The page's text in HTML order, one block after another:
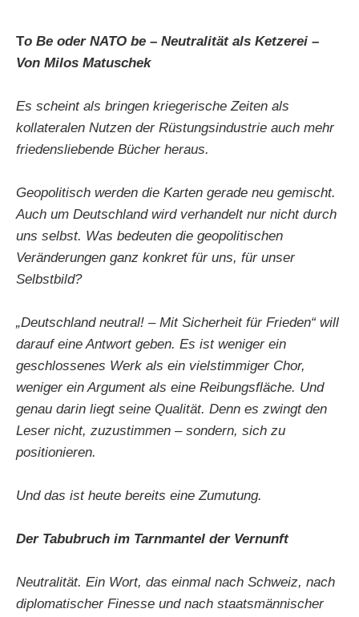
To Be oder NATO be – Neutralität als Ketzerei –
Von Milos Matuschek
Es scheint als bringen kriegerische Zeiten als
kollateralen Nutzen der Rüstungsindustrie auch mehr
friedensliebende Bücher heraus.
Geopolitisch werden die Karten gerade neu gemischt.
Auch um Deutschland wird verhandelt nur nicht durch
uns selbst. Was bedeuten die geopolitischen
Veränderungen ganz konkret für uns, für unser
Selbstbild?
„Deutschland neutral! – Mit Sicherheit für Frieden“ will
darauf eine Antwort geben. Es ist weniger ein
geschlossenes Werk als ein vielstimmiger Chor,
weniger ein Argument als eine Reibungsfläche. Und
genau darin liegt seine Qualität. Denn es zwingt den
Leser nicht, zuzustimmen – sondern, sich zu
positionieren.
Und das ist heute bereits eine Zumutung.
Der Tabubruch im Tarnmantel der Vernunft
Neutralität. Ein Wort, das einmal nach Schweiz, nach
diplomatischer Finesse und nach staatsmännischer